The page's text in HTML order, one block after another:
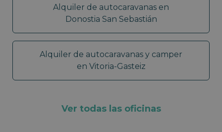
Alquiler de autocaravanas en
Donostia San Sebastián
Alquiler de autocaravanas y camper
en Vitoria-Gasteiz
Ver todas las oficinas